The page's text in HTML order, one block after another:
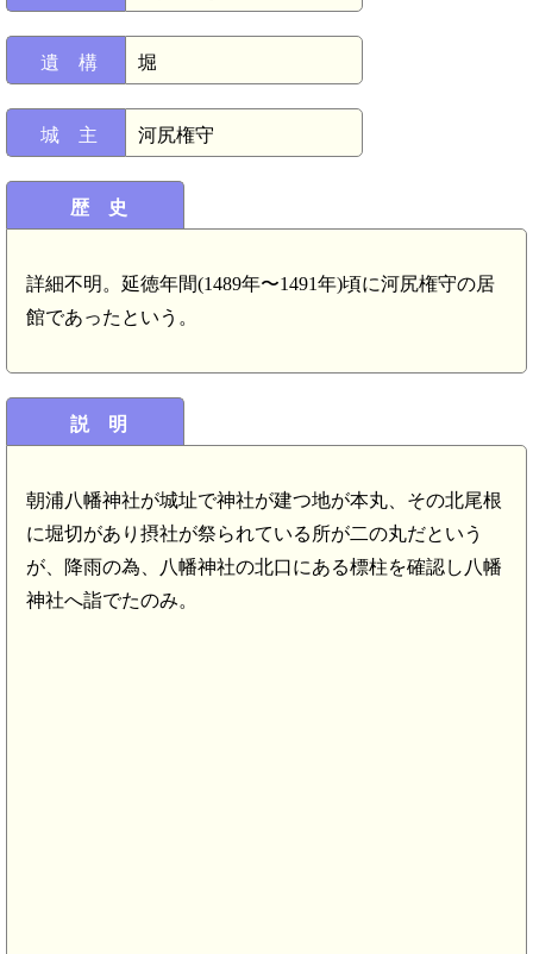
遺 構 堀
城 主 河尻権守
歴 史
詳細不明。延徳年間(1489年〜1491年)頃に河尻権守の居
館であったという。
説 明
朝浦八幡神社が城址で神社が建つ地が本丸、その北尾根
に堀切があり摂社が祭られている所が二の丸だという
が、降雨の為、八幡神社の北口にある標柱を確認し八幡
神社へ詣でたのみ。
漆山駅(8.2km)
飛騨 土城(8.9km)